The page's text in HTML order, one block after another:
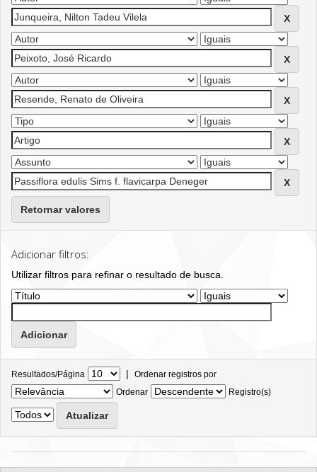
Retornar valores
Adicionar filtros:
Utilizar filtros para refinar o resultado de busca.
Resultados/Página | Ordenar registros por
Ordenar
Registro(s)